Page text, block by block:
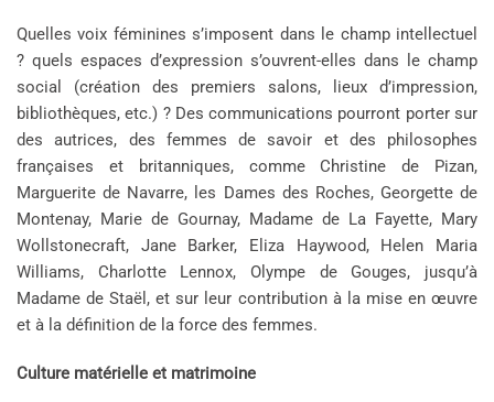
Quelles voix féminines s’imposent dans le champ intellectuel
? quels espaces d’expression s’ouvrent-elles dans le champ
social (création des premiers salons, lieux d’impression,
bibliothèques, etc.) ? Des communications pourront porter sur
des autrices, des femmes de savoir et des philosophes
françaises et britanniques, comme Christine de Pizan,
Marguerite de Navarre, les Dames des Roches, Georgette de
Montenay, Marie de Gournay, Madame de La Fayette, Mary
Wollstonecraft, Jane Barker, Eliza Haywood, Helen Maria
Williams, Charlotte Lennox, Olympe de Gouges, jusqu’à
Madame de Staël, et sur leur contribution à la mise en œuvre
et à la définition de la force des femmes.
Culture matérielle et matrimoine